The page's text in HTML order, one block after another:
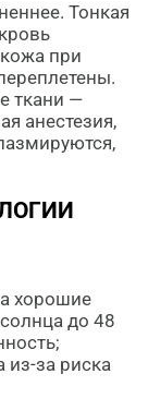
Тонкая
при
ткани —
анестезия,
хорошие
до 48
из-за риска